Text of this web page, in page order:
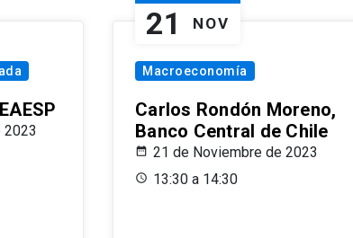
2023
21 NOV
Macroeconomía
Carlos Rondón Moreno,
Banco Central de Chile
21 de Noviembre de 2023
13:30 a 14:30